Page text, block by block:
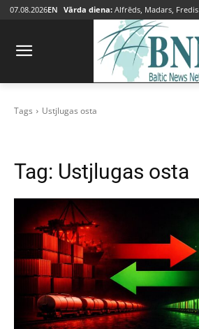
07.08.2026EN Vārda diena: Alfrēds, Madars, Fredis
Tags Ustjlugas osta
Tag: Ustjlugas osta